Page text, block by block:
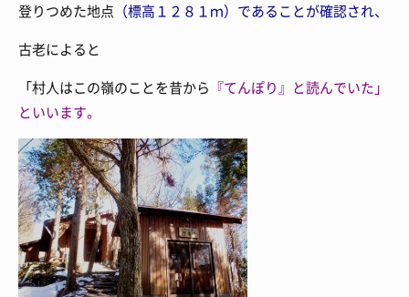
登りつめた地点 （標高１２８１ｍ）であることが確認され、
古老によると
「村人はこの嶺のことを昔から 『てんぽり』と読んでいた」
といいます。